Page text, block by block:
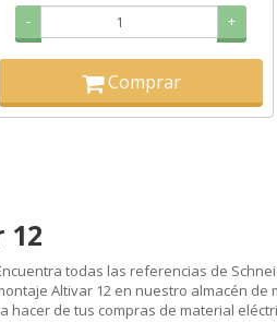
- +
Comprar
12
todas las referencias de
Altivar 12 en nuestro almacén
de tus compras de material